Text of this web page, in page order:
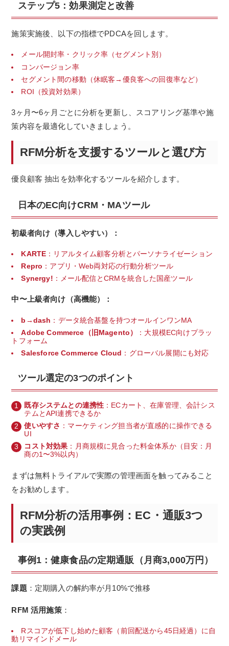
ステップ5：効果測定と改善
施策実施後、以下の指標でPDCAを回します。
メール開封率・クリック率（セグメント別）
コンバージョン率
セグメント間の移動（休眠客→優良客への回復率など）
ROI（投資対効果）
3ヶ月〜6ヶ月ごとに分析を更新し、スコアリング基準や施
策内容を最適化していきましょう。
RFM分析を支援するツールと選び方
優良顧客 抽出を効率化するツールを紹介します。
日本のEC向けCRM・MAツール
初級者向け（導入しやすい）：
KARTE ：リアルタイム顧客分析とパーソナライゼーション
Repro ：アプリ・Web両対応の行動分析ツール
Synergy! ：メール配信とCRMを統合した国産ツール
中〜上級者向け（高機能）：
b→dash ：データ統合基盤を持つオールインワンMA
Adobe Commerce（旧Magento）
：大規模EC向けプラッ
トフォーム
Salesforce Commerce Cloud ：グローバル展開にも対応
ツール選定の3つのポイント
既存システムとの連携性 ：ECカート、在庫管理、会計シス
テムとAPI連携できるか
使いやすさ ：マーケティング担当者が直感的に操作できる
UI
コスト対効果 ：月商規模に見合った料金体系か（目安：月
商の1〜3%以内）
まずは無料トライアルで実際の管理画面を触ってみること
をお勧めします。
RFM分析の活用事例：EC・通販3つ
の実践例
事例1：健康食品の定期通販（月商3,000万円）
課題 ：定期購入の解約率が月10%で推移
RFM 活用施策：
Rスコアが低下し始めた顧客（前回配送から45日経過）に自
動リマインドメール